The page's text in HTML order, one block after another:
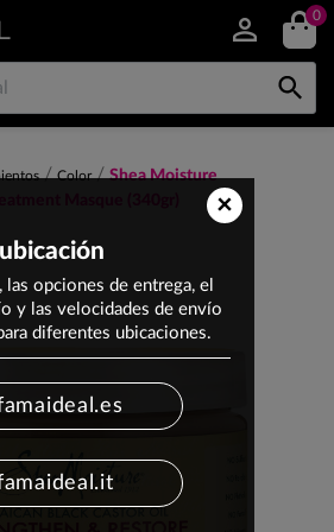
0

Color
Shea Moisture
Masque (340gr)
×
las opciones de entrega, el
y las velocidades de envío
diferentes ubicaciones.